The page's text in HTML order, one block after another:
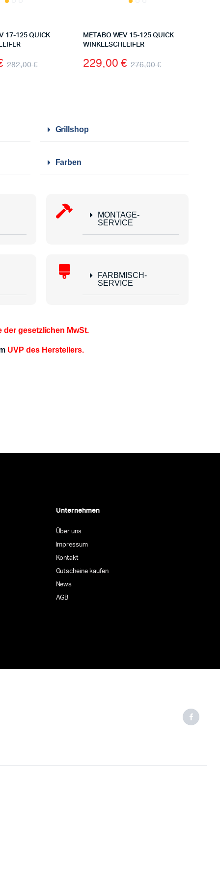
17-125 QUICK
282,00€
METABO WEV 15-125 QUICK
WINKELSCHLEIFER
276,00€
229,00 €
Grillshop
Farben
MONTAGE-
SERVICE
FARBMISCH-
SERVICE
der gesetzlichen MwSt.
UVP des Herstellers.
Unternehmen
Über uns
Impressum
Kontakt
Gutscheine kaufen
News
AGB